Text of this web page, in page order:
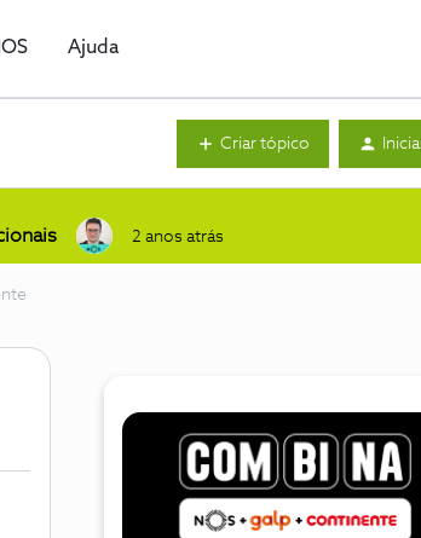
Ajuda
Criar tópico
2 anos atrás